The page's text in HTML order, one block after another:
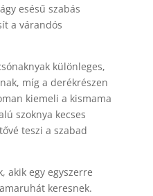
esésű szabás
a várandós
különleges,
míg a derékrészen
kiemeli a kismama
szoknya kecses
teszi a szabad
akik egy egyszerre
keresnek.